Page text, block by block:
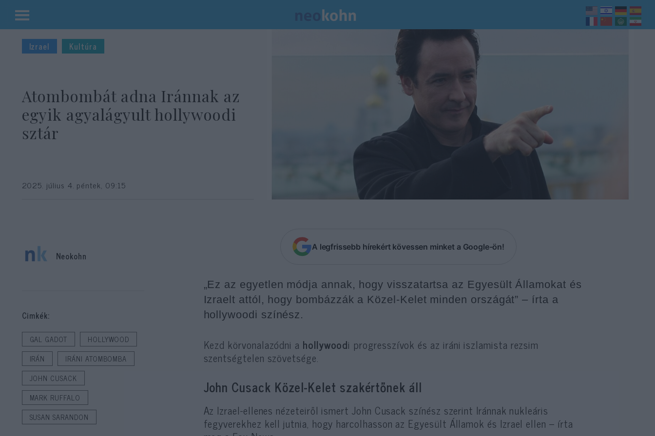
Kilépés
tartalomba
Izrael Kultúra
Atombombát adna Iránnak az
egyik agyalágyult hollywoodi
sztár
2025. július 4. péntek, 09:15
A legfrissebb hírekért kövessen minket a Google-ön!
„Ez az egyetlen módja annak, hogy visszatartsa az Egyesült Államokat és
Izraelt attól, hogy bombázzák a Közel-Kelet minden országát” – írta a
hollywoodi színész.
Kezd körvonalazódni a hollywoodi progresszívok és az iráni iszlamista rezsim
szentségtelen szövetsége.
John Cusack Közel-Kelet szakértőnek áll
Az Izrael-ellenes nézeteiről ismert John Cusack színész szerint Iránnak nukleáris
fegyverekhez kell jutnia, hogy harcolhasson az Egyesült Államok és Izrael ellen – írta
Neokohn
Cimkék:
GAL GADOT
HOLLYWOOD
IRÁN
IRÁNI ATOMBOMBA
JOHN CUSACK
MARK RUFFALO
SUSAN SARANDON